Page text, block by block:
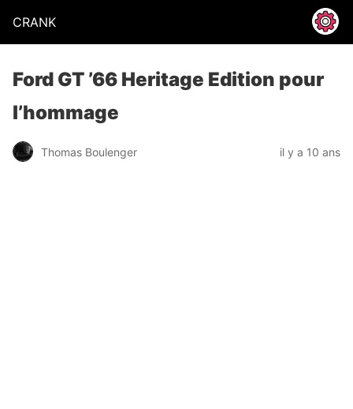
CRANK
Ford GT ’66 Heritage Edition pour
l’hommage
Thomas Boulenger il y a 10 ans